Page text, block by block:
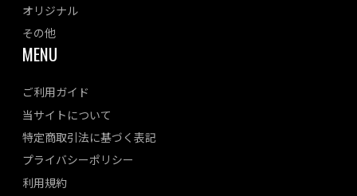
オリジナル
その他
MENU
ご利用ガイド
当サイトについて
特定商取引法に基づく表記
プライバシーポリシー
利用規約